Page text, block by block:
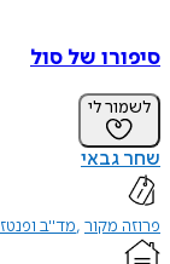
סיפורו של סול
לשמור לי
שחר גבאי
פרוזה מקור מד"ב